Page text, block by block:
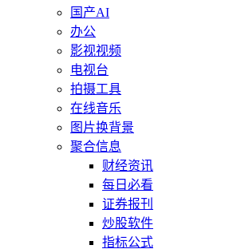
国产AI
办公
影视视频
电视台
拍摄工具
在线音乐
图片换背景
聚合信息
财经资讯
每日必看
证券报刊
炒股软件
指标公式